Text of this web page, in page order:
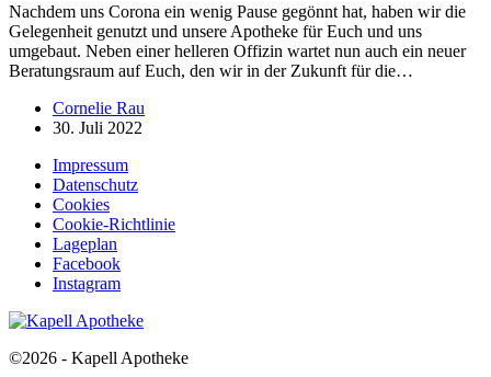
Nachdem uns Corona ein wenig Pause gegönnt hat, haben wir die
Gelegenheit genutzt und unsere Apotheke für Euch und uns
umgebaut. Neben einer helleren Offizin wartet nun auch ein neuer
Beratungsraum auf Euch, den wir in der Zukunft für die…
Cornelie Rau
30. Juli 2022
Impressum
Datenschutz
Cookies
Cookie-Richtlinie
Lageplan
Facebook
Instagram
©2026 - Kapell Apotheke